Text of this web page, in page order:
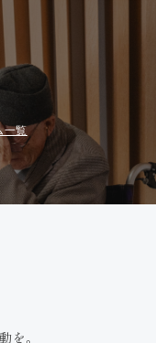
一覧
を。